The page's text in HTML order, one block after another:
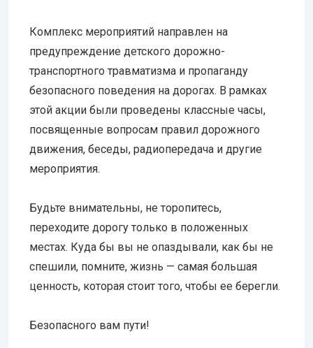
Комплекс мероприятий направлен на
предупреждение детского дорожно-
транспортного травматизма и пропаганду
безопасного поведения на дорогах. В рамках
этой акции были проведены классные часы,
посвященные вопросам правил дорожного
движения, беседы, радиопередача и другие
мероприятия.
Будьте внимательны, не торопитесь,
переходите дорогу только в положенных
местах. Куда бы вы не опаздывали, как бы не
спешили, помните, жизнь — самая большая
ценность, которая стоит того, чтобы ее берегли.
Безопасного вам пути!